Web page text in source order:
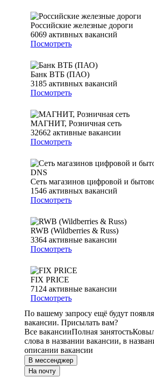
Российские железные дороги
6069 активных вакансий
Посмотреть
Банк ВТБ (ПАО)
3185 активных вакансий
Посмотреть
МАГНИТ, Розничная сеть
32662 активные вакансии
Посмотреть
Сеть магазинов цифровой и
1546 активных вакансий
Посмотреть
RWB (Wildberries & Russ)
3364 активные вакансии
Посмотреть
FIX PRICE
7124 активные вакансии
Посмотреть
По вашему запросу ещё будут
вакансии. Присылать вам?
Все вакансииПолная занятость
слова в названии вакансии, в
описании вакансии
В мессенджер
На почту